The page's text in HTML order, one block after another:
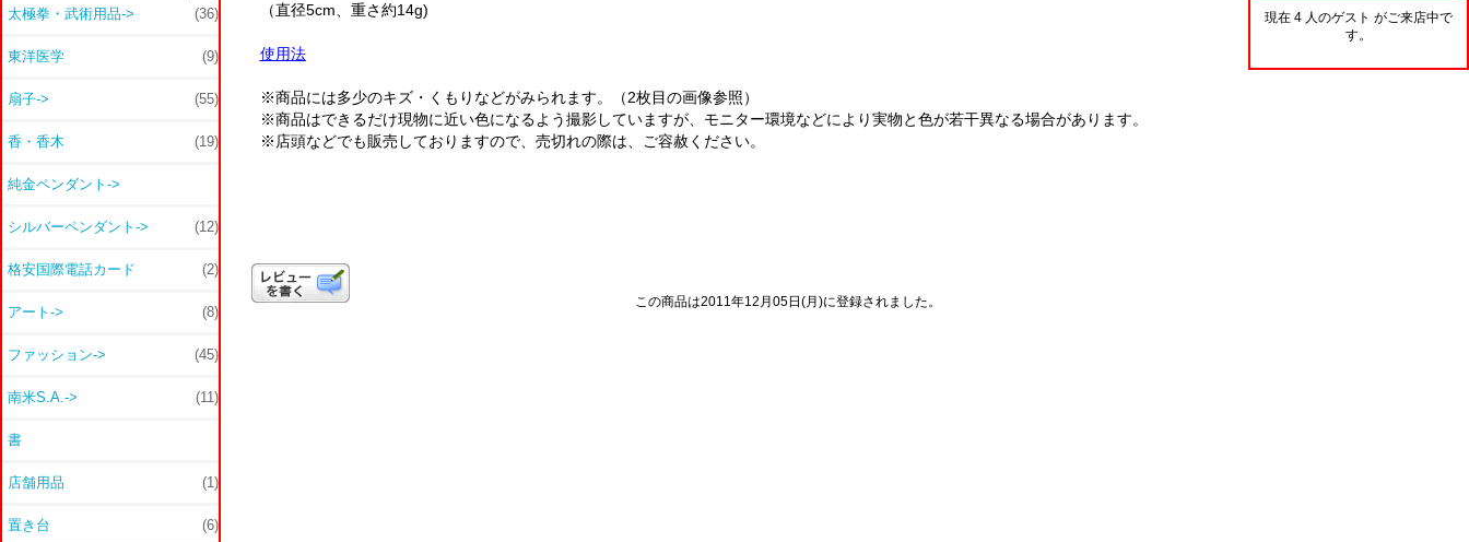
太極拳・武術用品->
(36)
東洋医学 (9)
扇子-> (55)
香・香木 (19)
純金ペンダント->
シルバーペンダント-> (12)
格安国際電話カード (2)
アート-> (8)
ファッション-> (45)
南米S.A.-> (11)
書
店舗用品 (1)
置き台 (6)
（直径5cm、重さ約14g)
使用法
※商品には多少のキズ・くもりなどがみられます。（2枚目の画像参照）
※商品はできるだけ現物に近い色になるよう撮影していますが、モニター環境などにより実物と色が若干異なる場合があります。
※店頭などでも販売しておりますので、売切れの際は、ご容赦ください。
この商品は2011年12月05日(月)に登録されました。
現在 4 人のゲスト がご来店中で
す。